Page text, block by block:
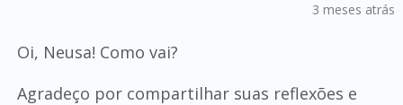
3 meses atrás
Oi, Neusa! Como vai?
Agradeço por compartilhar suas reflexões e